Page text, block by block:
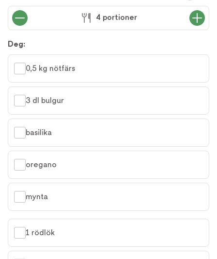
4 portioner
Deg:
0,5 kg nötfärs
3 dl bulgur
basilika
oregano
mynta
1 rödlök